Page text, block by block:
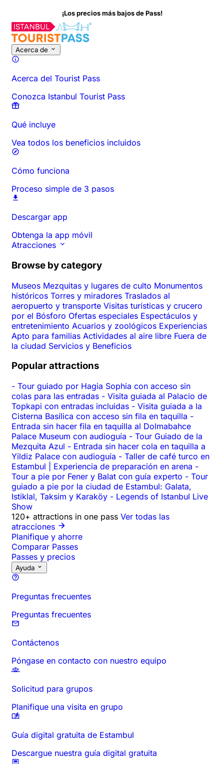
Acerca de
Acerca del Tourist Pass
Conozca Istanbul Tourist Pass
Qué incluye
Vea todos los beneficios incluidos
Cómo funciona
Proceso simple de 3 pasos
Descargar app
Obtenga la app móvil
Atracciones
Browse by category
Museos Mezquitas y lugares de culto Monumentos
históricos Torres y miradores Traslados al
aeropuerto y transporte Visitas turísticas y crucero
por el Bósforo Ofertas especiales Espectáculos y
entretenimiento Acuarios y zoológicos Experiencias
Apto para familias Actividades al aire libre Fuera de
la ciudad Servicios y Beneficios
Popular attractions
- Tour guiado por Hagia Sophia con acceso sin
colas para las entradas - Visita guiada al Palacio de
Topkapi con entradas incluidas - Visita guiada a la
Cisterna Basílica con acceso sin fila en taquilla -
Entrada sin hacer fila en taquilla al Dolmabahce
Palace Museum con audioguía - Tour Guiado de la
Mezquita Azul - Entrada sin hacer cola en taquilla a
Yildiz Palace con audioguía - Taller de café turco en
Estambul | Experiencia de preparación en arena -
Tour a pie por Fener y Balat con guía experto - Tour
guiado a pie por la ciudad de Estambul: Galata,
Istiklal, Taksim y Karaköy - Legends of Istanbul Live
Show
120+ attractions in one pass Ver todas las
atracciones
Planifique y ahorre
Comparar Passes
Passes y precios
Ayuda
Preguntas frecuentes
Preguntas frecuentes
Contáctenos
Póngase en contacto con nuestro equipo
Solicitud para grupos
Planifique una visita en grupo
Guía digital gratuita de Estambul
Descargue nuestra guía digital gratuita
Sobre esta actividad Descripción general Horarios y Duración